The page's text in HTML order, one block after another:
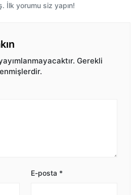
İlk yorumu siz yapın!
Gerekli
E-posta *